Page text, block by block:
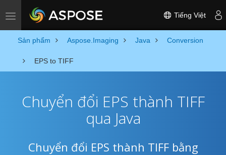
Toggle navigation Tiếng Việt
Sản phẩm Aspose.Imaging Java Conversion
EPS to TIFF
Chuyển đổi EPS thành TIFF
qua Java
Chuyển đổi EPS thành TIFF bằng